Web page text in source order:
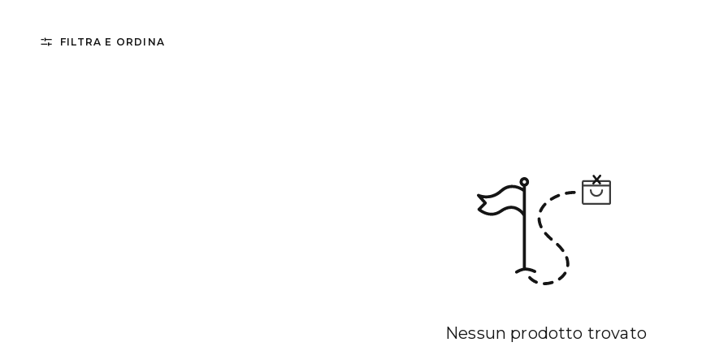
FILTRA E ORDINA
Nessun prodotto trovato